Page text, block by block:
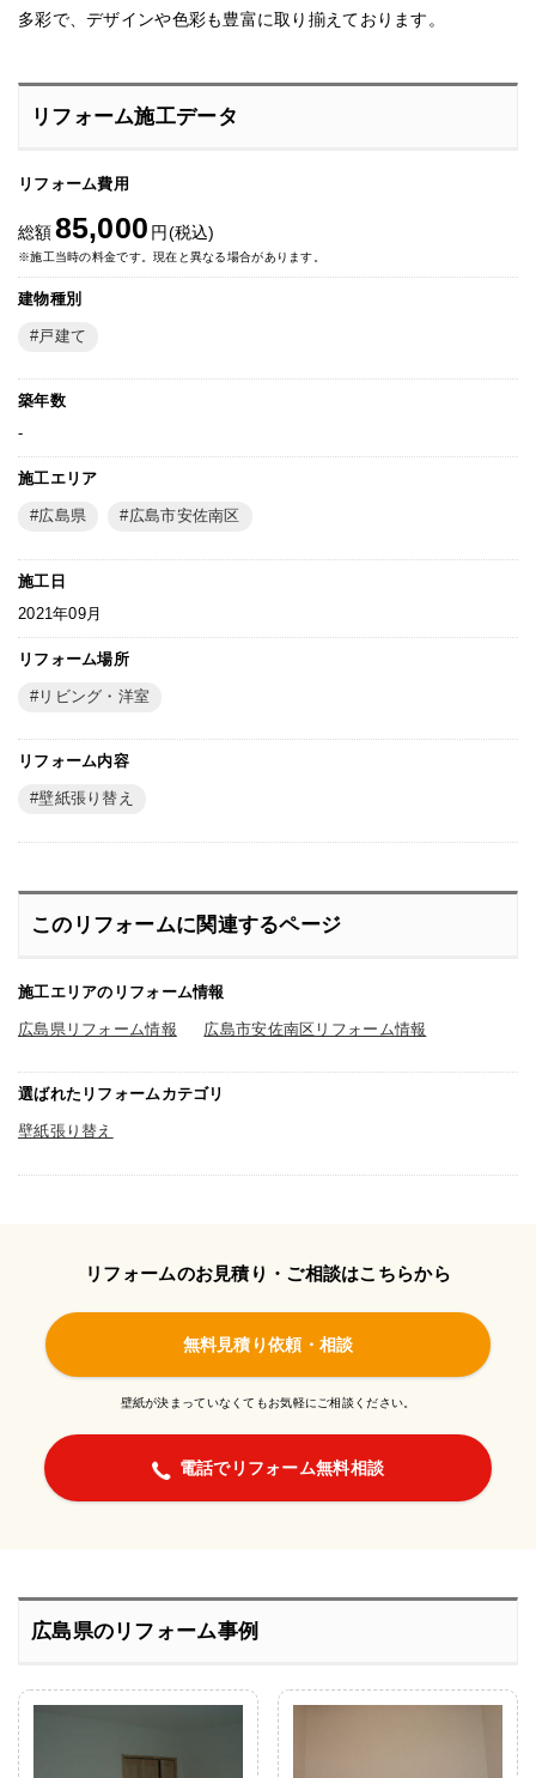
多彩で、デザインや色彩も豊富に取り揃えております。
リフォーム施工データ
リフォーム費用
総額85,000 円(税込)
※施工当時の料金です。現在と異なる場合があります。
建物種別
戸建て
築年数
-
施工エリア
広島県 広島市安佐南区
施工日
2021年09月
リフォーム場所
リビング・洋室
リフォーム内容
壁紙張り替え
このリフォームに関連するページ
施工エリアのリフォーム情報
広島県リフォーム情報 広島市安佐南区リフォーム情報
選ばれたリフォームカテゴリ
壁紙張り替え
リフォームのお見積り・ご相談はこちらから
無料見積り依頼・相談
壁紙が決まっていなくてもお気軽にご相談ください。
電話でリフォーム無料相談
広島県のリフォーム事例